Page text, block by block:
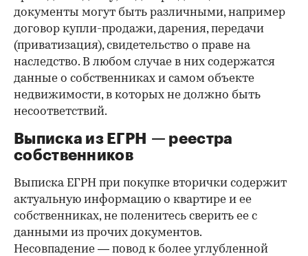
документы могут быть различными, например
договор купли-продажи, дарения, передачи
(приватизация), свидетельство о праве на
наследство. В любом случае в них содержатся
данные о собственниках и самом объекте
недвижимости, в которых не должно быть
несоответствий.
Выписка из ЕГРН — реестра
собственников
Выписка ЕГРН при покупке вторички содержит
актуальную информацию о квартире и ее
собственниках, не поленитесь сверить ее с
данными из прочих документов.
Несовпадение — повод к более углубленной